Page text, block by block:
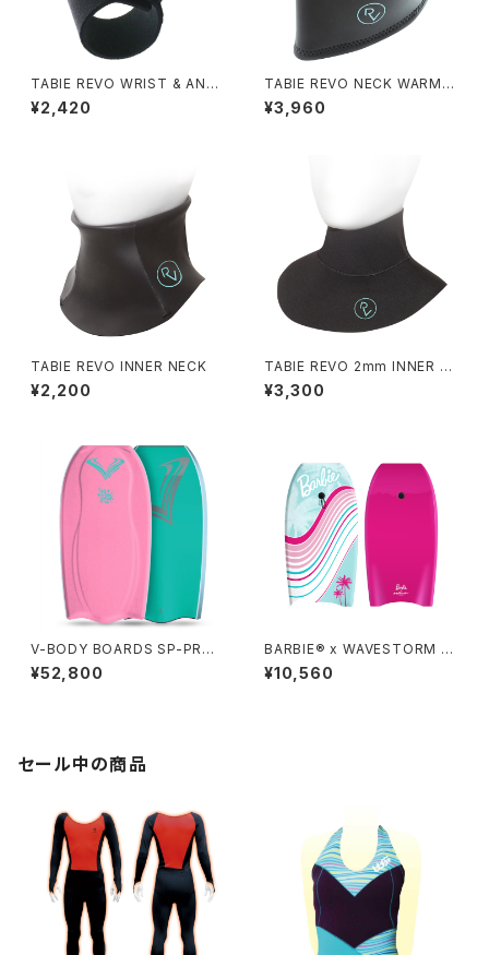
TABIE REVO WRIST & ANKL
E BAND
¥2,420
TABIE REVO NECK WARME
R
¥3,960
TABIE REVO INNER NECK
¥2,200
TABIE REVO 2mm INNER N
ECK
¥3,300
V-BODY BOARDS SP-PRO I
X 2026モデル - サクラピンク
¥52,800
BARBIE® x WAVESTORM 3
6in Bodyboard
¥10,560
セール中の商品